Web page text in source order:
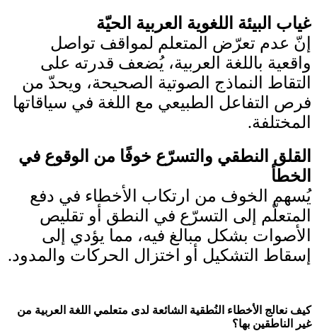
غياب البيئة اللغوية العربية الحيّة
إنّ عدم تعرّض المتعلم لمواقف تواصل
واقعية باللغة العربية، يُضعف قدرته على
التقاط النماذج الصوتية الصحيحة، ويحدّ من
فرص التفاعل الطبيعي مع اللغة في سياقاتها
المختلفة.
القلق النطقي والتسرّع خوفًا من الوقوع في
الخطأ
يُسهم الخوف من ارتكاب الأخطاء في دفع
المتعلّم إلى التسرّع في النطق أو تقليص
الأصوات بشكل مبالغ فيه، مما يؤدي إلى
إسقاط التشكيل أو اختزال الحركات والمدود.
كيف نعالج الأخطاء النُطقية الشائعة لدى متعلمي اللغة العربية من
غير الناطقين بها؟